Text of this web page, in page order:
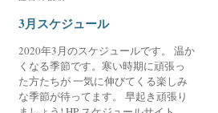
3月スケジュール
2020年3月のスケジュールです。 温か
くなる季節です。寒い時期に頑張っ
た方たちが 一気に伸びてくる楽しみ
な季節が待ってます。 早起き頑張り